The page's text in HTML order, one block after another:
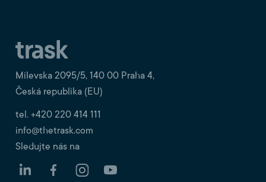
Milevska 2095/5, 140 00 Praha 4,
Česká republika (EU)
tel. +420 220 414 111
info@thetrask.com
Sledujte nás na